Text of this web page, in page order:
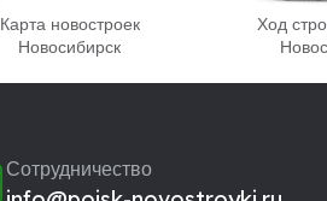
Карта новостроек
Новосибирск
Ход
Сотрудничество